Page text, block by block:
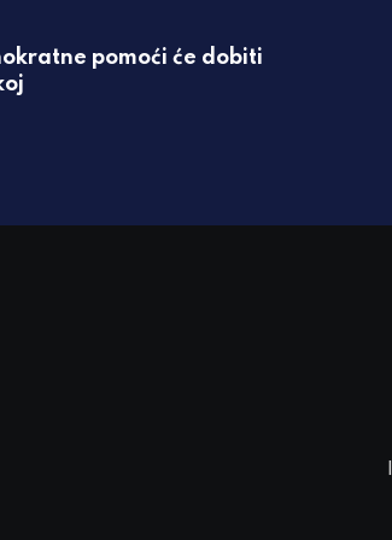
pomoći će dobiti